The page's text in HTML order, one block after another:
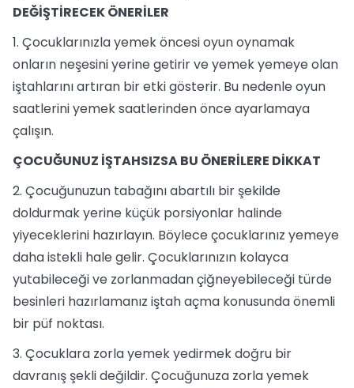
DEĞİŞTİRECEK ÖNERİLER
1. Çocuklarınızla yemek öncesi oyun oynamak
onların neşesini yerine getirir ve yemek yemeye olan
iştahlarını artıran bir etki gösterir. Bu nedenle oyun
saatlerini yemek saatlerinden önce ayarlamaya
çalışın.
ÇOCUĞUNUZ İŞTAHSIZSA BU ÖNERİLERE DİKKAT
2. Çocuğunuzun tabağını abartılı bir şekilde
doldurmak yerine küçük porsiyonlar halinde
yiyeceklerini hazırlayın. Böylece çocuklarınız yemeye
daha istekli hale gelir. Çocuklarınızın kolayca
yutabileceği ve zorlanmadan çiğneyebileceği türde
besinleri hazırlamanız iştah açma konusunda önemli
bir püf noktası.
3. Çocuklara zorla yemek yedirmek doğru bir
davranış şekli değildir. Çocuğunuza zorla yemek